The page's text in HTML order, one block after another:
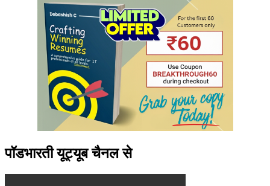
पॉडभारती यूट्यूब चैनल से